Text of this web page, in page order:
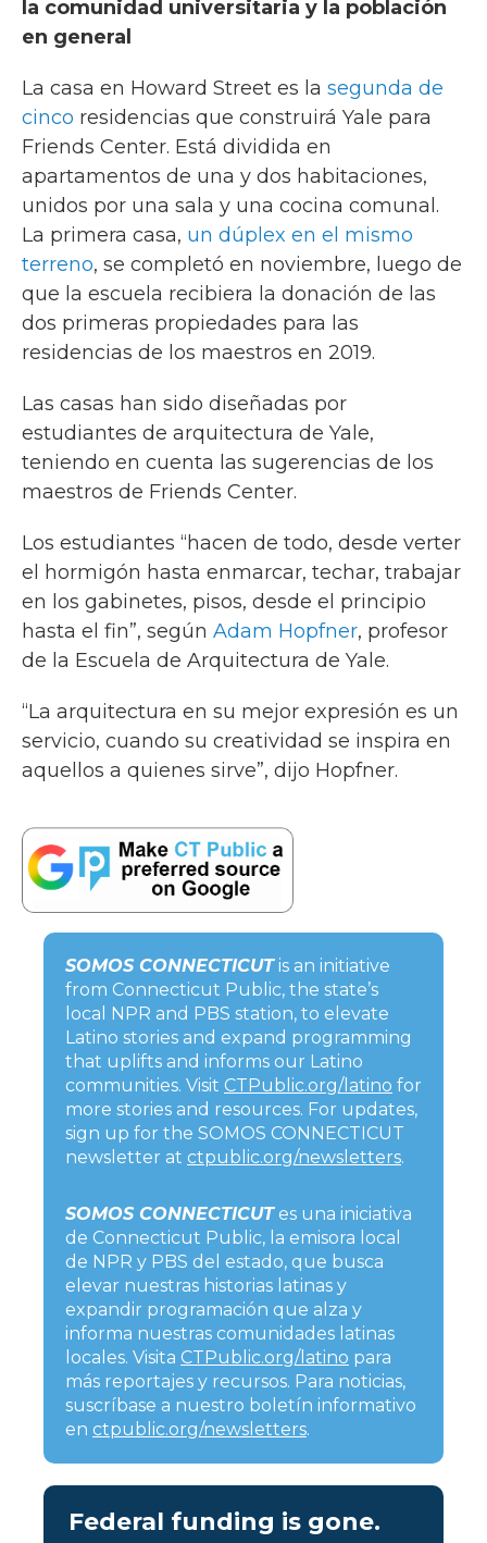
la comunidad universitaria y la población
en general
La casa en Howard Street es la segunda de
cinco residencias que construirá Yale para
Friends Center. Está dividida en
apartamentos de una y dos habitaciones,
unidos por una sala y una cocina comunal.
La primera casa, un dúplex en el mismo
terreno, se completó en noviembre, luego de
que la escuela recibiera la donación de las
dos primeras propiedades para las
residencias de los maestros en 2019.
Las casas han sido diseñadas por
estudiantes de arquitectura de Yale,
teniendo en cuenta las sugerencias de los
maestros de Friends Center.
Los estudiantes “hacen de todo, desde verter
el hormigón hasta enmarcar, techar, trabajar
en los gabinetes, pisos, desde el principio
hasta el fin”, según Adam Hopfner, profesor
de la Escuela de Arquitectura de Yale.
“La arquitectura en su mejor expresión es un
servicio, cuando su creatividad se inspira en
aquellos a quienes sirve”, dijo Hopfner.
SOMOS CONNECTICUTis an initiative
from Connecticut Public, the state’s
local NPR and PBS station, to elevate
Latino stories and expand programming
that uplifts and informs our Latino
communities. Visit CTPublic.org/latino for
more stories and resources. For updates,
sign up for the SOMOS CONNECTICUT
newsletter at ctpublic.org/newsletters.
SOMOS CONNECTICUTes una iniciativa
de Connecticut Public, la emisora local
de NPR y PBS del estado, que busca
elevar nuestras historias latinas y
expandir programación que alza y
informa nuestras comunidades latinas
locales. Visita CTPublic.org/latino para
más reportajes y recursos. Para noticias,
suscríbase a nuestro boletín informativo
en ctpublic.org/newsletters.
Federal funding is gone.